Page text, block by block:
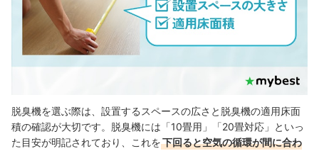
脱臭機を選ぶ際は、設置するスペースの広さと脱臭機の適用床面
積の確認が大切です。脱臭機には「10畳用」「20畳対応」といっ
た目安が明記されており、これを下回ると空気の循環が間に合わ